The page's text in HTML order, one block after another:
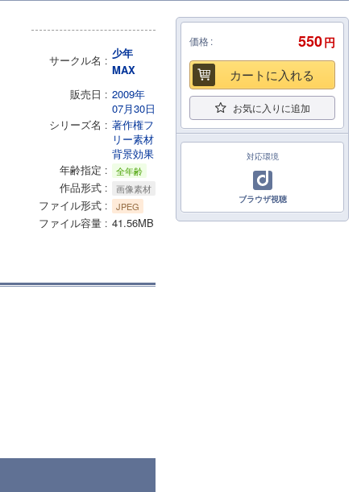
サークル名
少年
MAX
販売日
2009年
07月30日
シリーズ名
著作権フ
リー素材
背景効果
年齢指定
全年齢
作品形式 画像素材
ファイル形式 JPEG
ファイル容量 41.56MB
価格 550円
カートに入れる
お気に入りに追加
対応環境
ブラウザ視聴